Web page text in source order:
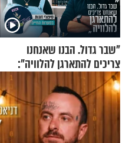
"שבר גדול. הבנו שאנחנו
צריכים להתארגן להלוויה":
זוגיות במבחן, הפעם עם מרים
וגד דנינו